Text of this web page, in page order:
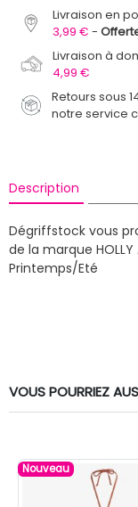
Livraison en
3,99 €
Livraison à
4,99 €
Retours sous
notre service
Description
Dégriffstock vous
de la marque
Printemps/Eté
VOUS POURRIEZ
Nouveau